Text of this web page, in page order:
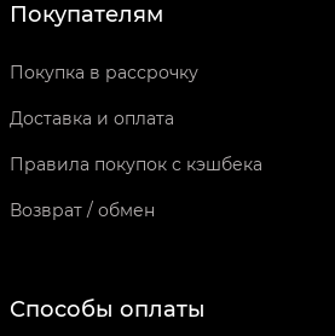
Покупателям
Покупка в рассрочку
Доставка и оплата
Правила покупок с кэшбека
Возврат / обмен
Способы оплаты